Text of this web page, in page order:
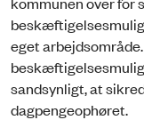
eget
sandsynligt, at
dagpengeophøret.